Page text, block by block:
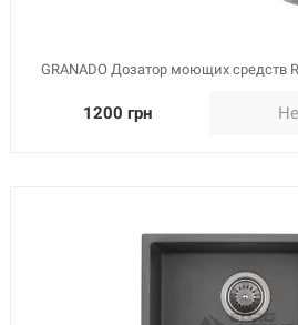
GRANADO Дозатор моющих средств
1200 грн